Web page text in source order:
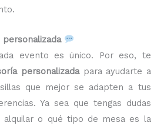
personalizada
evento es único. Por eso, te
personalizadapara ayudarte a
que mejor se adapten a tus
Ya sea que tengas dudas
alquilar o qué tipo de mesa es la